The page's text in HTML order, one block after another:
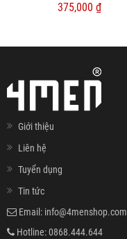
375,000 ₫
Giới thiệu
Liên hệ
Tuyển dụng
Tin tức
Email: info@4menshop.com
Hotline:0868.444.644